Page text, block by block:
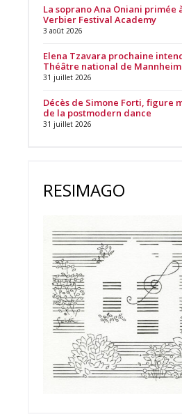
La soprano Ana Oniani primée
Verbier Festival Academy
3 août 2026
Elena Tzavara prochaine
Théâtre national de Mannheim
31 juillet 2026
Décès de Simone Forti, figure
de la postmodern dance
31 juillet 2026
RESIMAGO